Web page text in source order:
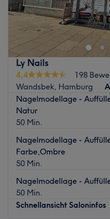
Du sehnst dich nach Ruhe
du bei Suwanrat Thai
genau richtig.
Nächste öffentliche
Die U-Bahnstation
Gehminuten entfernt.
Das Team:
Das Team besteht aus
traditionellen
Was uns an dem Salon
Atmosphäre: Angenehm,
Expertise: Traditionelle Thai
Produkte und
Extras: Der Salon ist einfach
Verkehrsmitteln zu erreichen.
Ly Nails
4,4
198
Wandsbek, Hamburg
Nagelmodellage -
Natur
50 Min.
Nagelmodellage -
Farbe,Ombre
50 Min.
Nagelmodellage -
50 Min.
Schnellansicht Saloninfos